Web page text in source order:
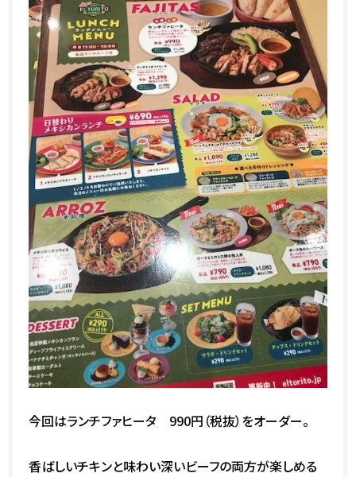
今回はランチファヒータ 990円（税抜）をオーダー。
香ばしいチキンと味わい深いビーフの両方が楽しめる